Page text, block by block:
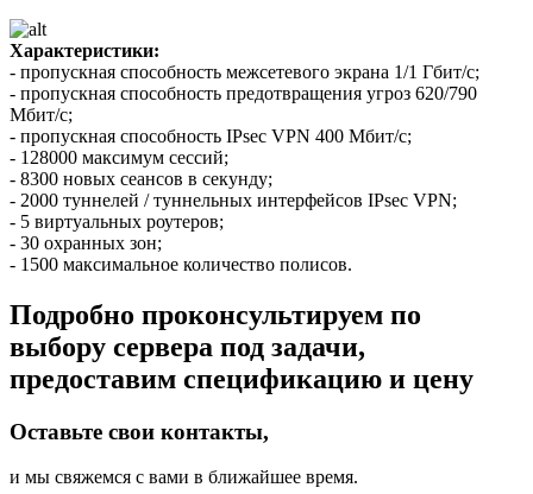
Характеристики:
- пропускная способность межсетевого экрана 1/1 Гбит/с;
- пропускная способность предотвращения угроз 620/790
Мбит/с;
- пропускная способность IPsec VPN 400 Мбит/с;
- 128000 максимум сессий;
- 8300 новых сеансов в секунду;
- 2000 туннелей / туннельных интерфейсов IPsec VPN;
- 5 виртуальных роутеров;
- 30 охранных зон;
- 1500 максимальное количество полисов.
Подробно проконсультируем по
выбору сервера под задачи,
предоставим спецификацию и цену
Оставьте свои контакты,
и мы свяжемся с вами в ближайшее время.